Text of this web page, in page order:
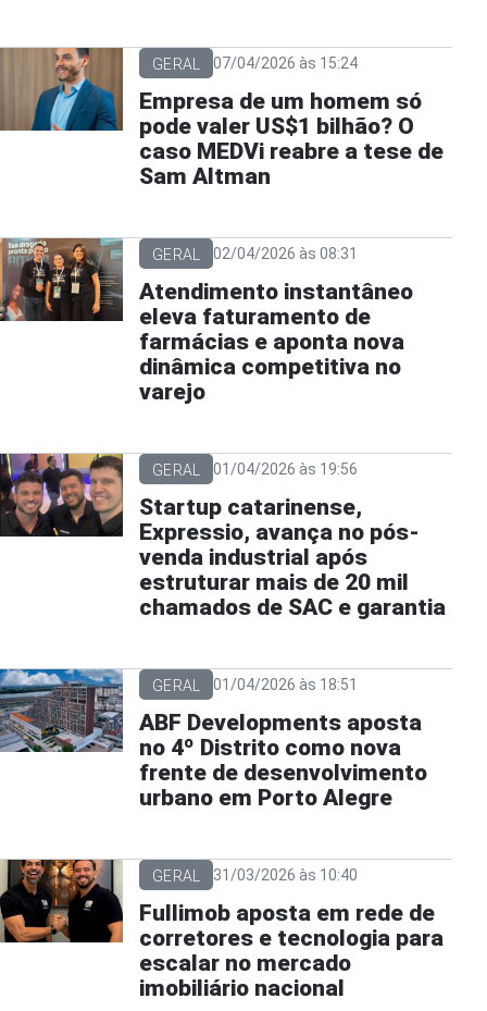
GERAL 07/04/2026 às 15:24
Empresa de um homem só
pode valer US$1 bilhão? O
caso MEDVi reabre a tese de
Sam Altman
GERAL 02/04/2026 às 08:31
Atendimento instantâneo
eleva faturamento de
farmácias e aponta nova
dinâmica competitiva no
varejo
GERAL 01/04/2026 às 19:56
Startup catarinense,
Expressio, avança no pós-
venda industrial após
estruturar mais de 20 mil
chamados de SAC e garantia
GERAL 01/04/2026 às 18:51
ABF Developments aposta
no 4º Distrito como nova
frente de desenvolvimento
urbano em Porto Alegre
GERAL 31/03/2026 às 10:40
Fullimob aposta em rede de
corretores e tecnologia para
escalar no mercado
imobiliário nacional